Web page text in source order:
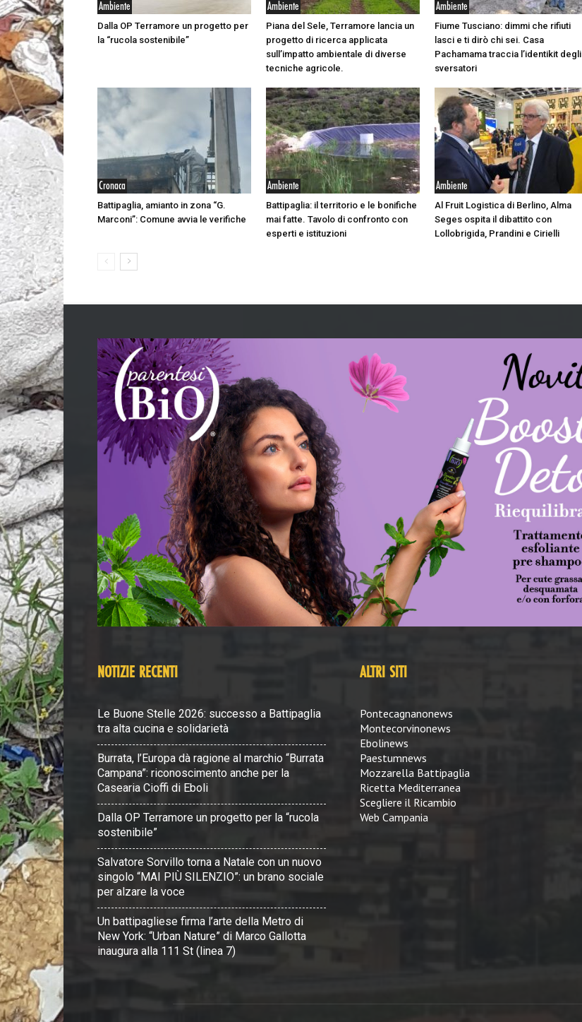
Ambiente
Dalla OP Terramore un progetto per
la “rucola sostenibile”
Ambiente
Piana del Sele, Terramore lancia un
progetto di ricerca applicata
sull’impatto ambientale di diverse
tecniche agricole.
Ambiente
Fiume Tusciano: dimmi che rifiuti
lasci e ti dirò chi sei. Casa
Pachamama traccia l’identikit degli
sversatori
Cronaca
Battipaglia, amianto in zona “G.
Marconi”: Comune avvia le verifiche
Ambiente
Battipaglia: il territorio e le bonifiche
mai fatte. Tavolo di confronto con
esperti e istituzioni
Ambiente
Al Fruit Logistica di Berlino, Alma
Seges ospita il dibattito con
Lollobrigida, Prandini e Cirielli
NOTIZIE RECENTI
Le Buone Stelle 2026: successo a Battipaglia
tra alta cucina e solidarietà
Burrata, l’Europa dà ragione al marchio “Burrata
Campana”: riconoscimento anche per la
Casearia Cioffi di Eboli
Dalla OP Terramore un progetto per la “rucola
sostenibile”
Salvatore Sorvillo torna a Natale con un nuovo
singolo “MAI PIÙ SILENZIO”: un brano sociale
per alzare la voce
Un battipagliese firma l’arte della Metro di
New York: “Urban Nature” di Marco Gallotta
inaugura alla 111 St (linea 7)
ALTRI SITI
Pontecagnanonews
Montecorvinonews
Ebolinews
Paestumnews
Mozzarella Battipaglia
Ricetta Mediterranea
Scegliere il Ricambio
Web Campania